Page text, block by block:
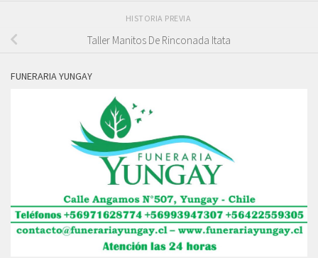
HISTORIA PREVIA
Taller Manitos De Rinconada Itata
FUNERARIA YUNGAY